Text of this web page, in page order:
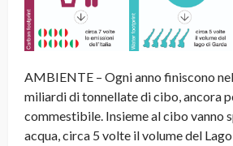
AMBIENTE – Ogni anno finiscono
miliardi di tonnellate di cibo, ancora
commestibile. Insieme al cibo vanno
acqua, circa 5 volte il volume del